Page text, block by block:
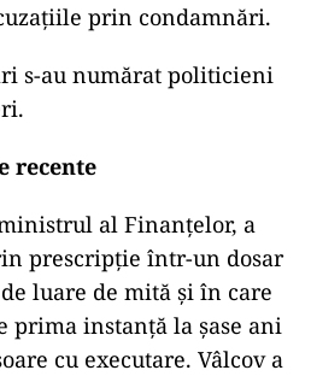
prin condamnări.
s-au numărat politicieni
recente
al Finanțelor, a
prescripție într-un dosar
luare de mită și în care
prima instanță la șase ani
cu executare. Vâlcov a